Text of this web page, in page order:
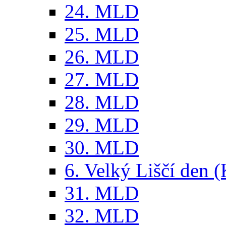
24. MLD
25. MLD
26. MLD
27. MLD
28. MLD
29. MLD
30. MLD
6. Velký Liščí den
31. MLD
32. MLD